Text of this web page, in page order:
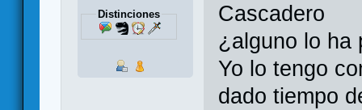
Distinciones
Cascadero
¿alguno lo ha
Yo lo tengo
dado tiempo